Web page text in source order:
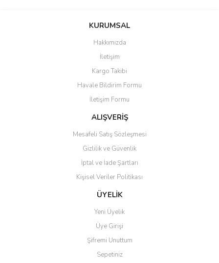
Bu ürüne ilk yorumu siz yapın!
Yorum Yaz
Ürün resmi kalitesiz, bozuk veya görüntülenemiyor.
Ürün açıklamasında eksik bilgiler bulunuyor.
Ürün bilgilerinde hatalar bulunuyor.
Ürün fiyatı diğer sitelerden daha pahalı.
Bu ürüne benzer farklı alternatifler olmalı.
Gönder
KURUMSAL
Hakkımızda
İletişim
Kargo Takibi
Havale Bildirim Formu
İletişim Formu
ALIŞVERİŞ
Mesafeli Satış Sözleşmesi
Gizlilik ve Güvenlik
İptal ve İade Şartları
Kişisel Veriler Politikası
ÜYELİK
Yeni Üyelik
Üye Girişi
Şifremi Unuttum
Sepetiniz